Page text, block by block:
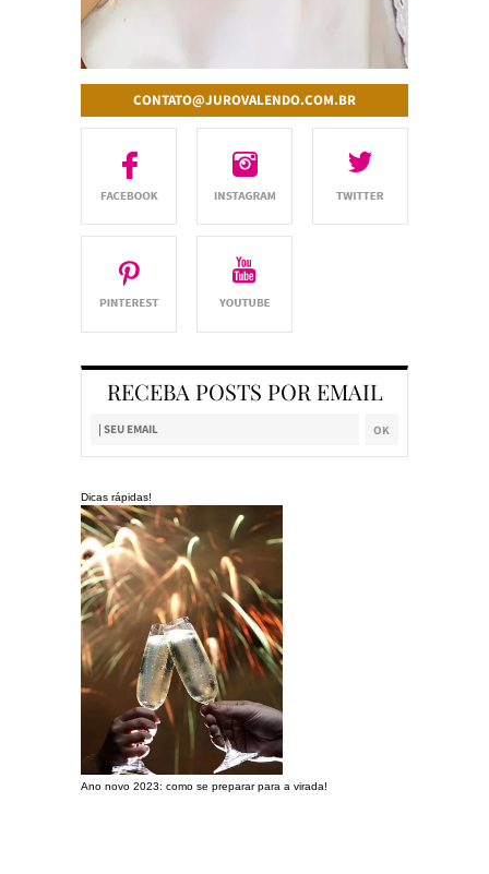
CONTATO@JUROVALENDO.COM.BR
RECEBA POSTS POR EMAIL
Dicas rápidas!
Ano novo 2023: como se preparar para a virada!